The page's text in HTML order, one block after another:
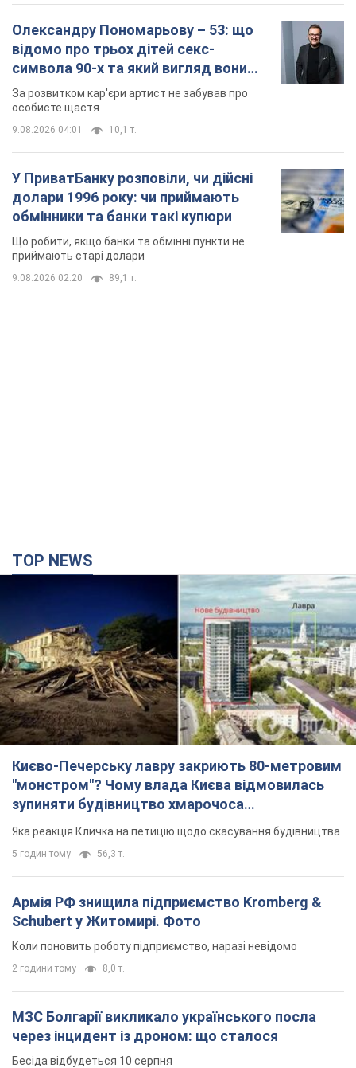
Олександру Пономарьову – 53: що
відомо про трьох дітей секс-
символа 90-х та який вигляд вони
мають
За розвитком кар'єри артист не забував про
особисте щастя
9.08.2026 04:01 10,1 т.
У ПриватБанку розповіли, чи дійсні
долари 1996 року: чи приймають
обмінники та банки такі купюри
Що робити, якщо банки та обмінні пункти не
приймають старі долари
9.08.2026 02:20 89,1 т.
TOP NEWS
Києво-Печерську лавру закриють 80-метровим
"монстром"? Чому влада Києва відмовилась
зупиняти будівництво хмарочоса
"московського вірянина"
Яка реакція Кличка на петицію щодо скасування будівництва
5 годин тому 56,3 т.
Армія РФ знищила підприємство Kromberg &
Schubert у Житомирі. Фото
Коли поновить роботу підприємство, наразі невідомо
2 години тому 8,0 т.
МЗС Болгарії викликало українського посла
через інцидент із дроном: що сталося
Бесіда відбудеться 10 серпня